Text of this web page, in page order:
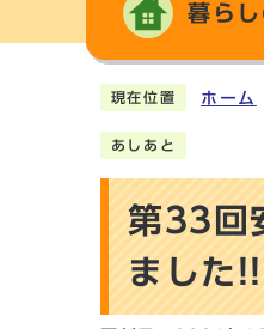
暮ら
現在位置 ホーム
あしあと
第33回
ました!!